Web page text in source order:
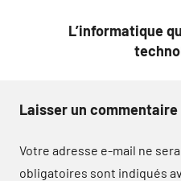
L’informatique
Laisser un commentaire
Votre adresse e-mail ne
obligatoires sont indiqués